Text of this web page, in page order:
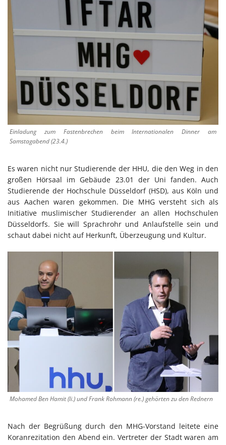
Einladung zum Fastenbrechen beim Internationalen Dinner am
Samstagabend (23.4.)
Es waren nicht nur Studierende der HHU, die den Weg in den
großen Hörsaal im Gebäude 23.01 der Uni fanden. Auch
Studierende der Hochschule Düsseldorf (HSD), aus Köln und
aus Aachen waren gekommen. Die MHG versteht sich als
Initiative muslimischer Studierender an allen Hochschulen
Düsseldorfs. Sie will Sprachrohr und Anlaufstelle sein und
schaut dabei nicht auf Herkunft, Überzeugung und Kultur.
Mohamed Ben Hamit (li.) und Frank Rohmann (re.) gehörten zu den Rednern
Nach der Begrüßung durch den MHG-Vorstand leitete eine
Koranrezitation den Abend ein. Vertreter der Stadt waren am